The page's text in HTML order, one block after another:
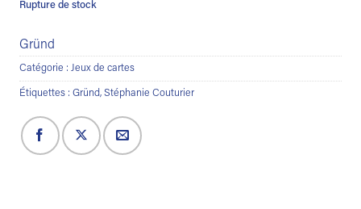
Rupture de stock
Gründ
Catégorie : Jeux de cartes
Étiquettes : Gründ, Stéphanie Couturier